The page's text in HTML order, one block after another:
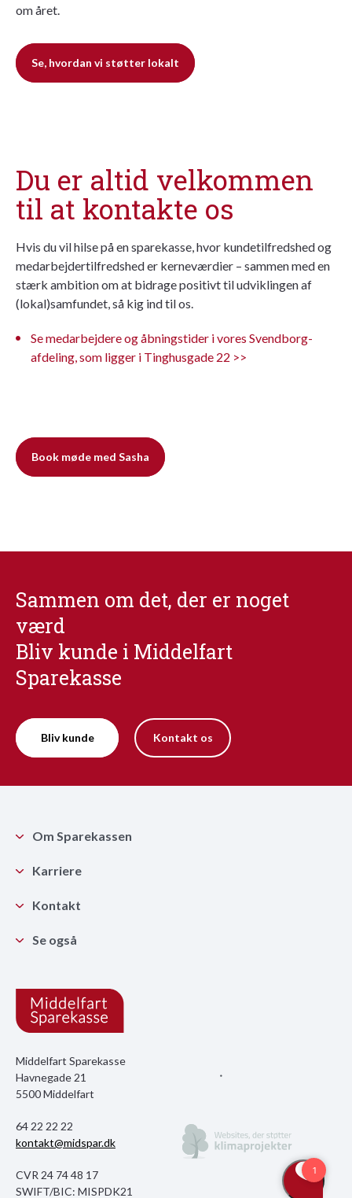
om året.
Se, hvordan vi støtter lokalt
Du er altid velkommen
til at kontakte os
Hvis du vil hilse på en sparekasse, hvor kundetilfredshed og
medarbejdertilfredshed er kerneværdier – sammen med en
stærk ambition om at bidrage positivt til udviklingen af
(lokal)samfundet, så kig ind til os.
Se medarbejdere og åbningstider i vores Svendborg-
afdeling, som ligger i Tinghusgade 22 >>
Book møde med Sasha
Sammen om det, der er noget
værd
Bliv kunde i Middelfart
Sparekasse
Bliv kunde Kontakt os
Middelfart Sparekasse
Havnegade 21
5500 Middelfart
64 22 22 22
kontakt@midspar.dk
CVR 24 74 48 17
SWIFT/BIC: MISPDK21
Om Sparekassen
Karriere
Kontakt
Se også